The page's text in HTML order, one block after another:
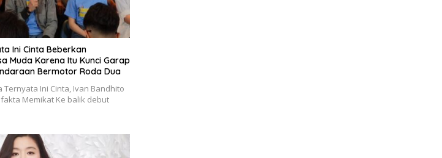
Ini Cinta Beberkan
Muda Karena Itu Kunci Garap
Bermotor Roda Dua
Ini Cinta, Ivan Bandhito
Memikat Ke balik debut